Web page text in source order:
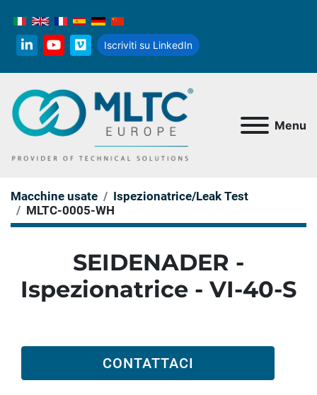
linkedinyoutube
vimeo
Iscriviti su LinkedIn
Menu
Macchine usate
Ispezionatrice/Leak Test
MLTC-0005-WH
SEIDENADER -
Ispezionatrice - VI-40-S
CONTATTACI